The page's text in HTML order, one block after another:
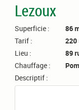
Lezoux
Superficie : 86
Tarif :
220
Lieu :
89
Chauffage :
Descriptif :